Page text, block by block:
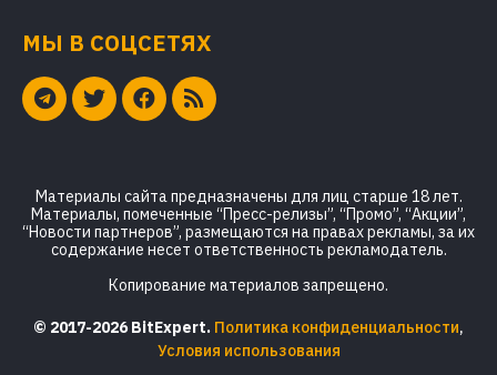
МЫ В СОЦСЕТЯХ
Материалы сайта предназначены для лиц старше 18 лет.
Материалы, помеченные “Пресс-релизы”, “Промо”, “Акции”,
“Новости партнеров”, размещаются на правах рекламы, за их
содержание несет ответственность рекламодатель.
Копирование материалов запрещено.
© 2017-2026 BitExpert. Политика конфиденциальности,
Условия использования